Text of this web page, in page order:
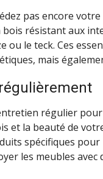
pas encore
résistant aux
ou le teck. Ces
mais
régulier
et la beauté de
spécifiques
les meubles avec